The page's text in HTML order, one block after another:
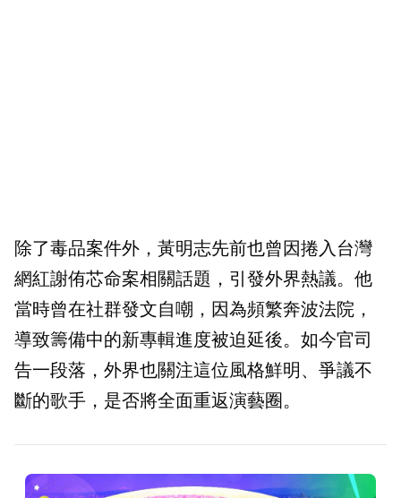
除了毒品案件外，黃明志先前也曾因捲入台灣
網紅謝侑芯命案相關話題，引發外界熱議。他
當時曾在社群發文自嘲，因為頻繁奔波法院，
導致籌備中的新專輯進度被迫延後。如今官司
告一段落，外界也關注這位風格鮮明、爭議不
斷的歌手，是否將全面重返演藝圈。